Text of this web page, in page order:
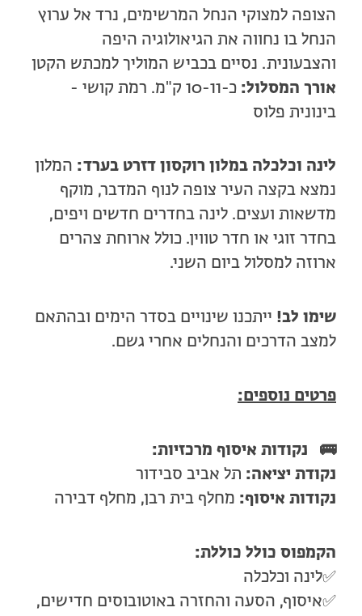
הצופה למצוקי הנחל המרשימים, נרד אל ערוץ
הנחל בו נחווה את הגיאולוגיה היפה
והצבעונית. נסיים בכביש המוליך למכתש הקטן
אורך המסלול:
כ-10-11 ק"מ. רמת קושי -
בינונית פלוס
לינה וכלכלה במלון רוקסון דזרט בערד: המלון
נמצא בקצה העיר צופה לנוף המדבר, מוקף
מדשאות ועצים. לינה בחדרים חדשים ויפים,
בחדר זוגי או חדר טווין. כולל ארוחת צהרים
ארוזה למסלול ביום השני.
שימו לב! ייתכנו שינויים בסדר הימים ובהתאם
למצב הדרכים והנחלים אחרי גשם.
פרטים נוספים:
🚌 נקודות איסוף מרכזיות:
נקודת יציאה: תל אביב סבידור
נקודות איסוף: מחלף בית רבן, מחלף דבירה
הקמפוס כולל כוללת:
✅לינה וכלכלה
✅איסוף, הסעה והחזרה באוטובוסים חדישים,